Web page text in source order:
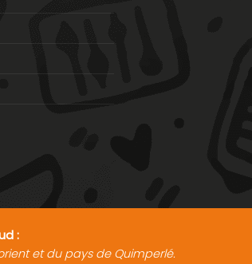
:
et du pays de Quimperlé.